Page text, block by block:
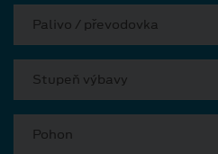
Palivo / převodovka
Stupeň výbavy
Pohon